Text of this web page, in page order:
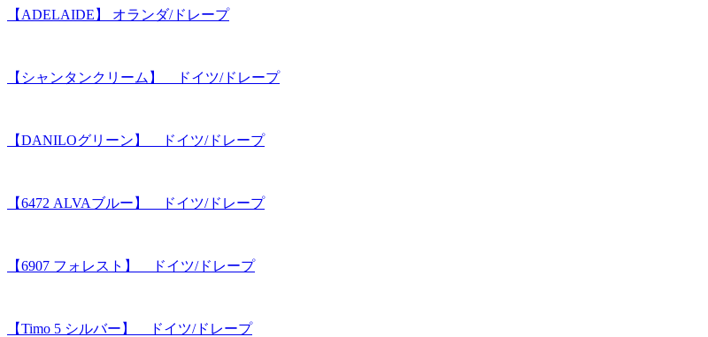
【ADELAIDE】 オランダ/ドレープ
【シャンタンクリーム】 ドイツ/ドレープ
【DANILOグリーン】 ドイツ/ドレープ
【6472 ALVAブルー】 ドイツ/ドレープ
【6907 フォレスト】 ドイツ/ドレープ
【Timo 5 シルバー】 ドイツ/ドレープ